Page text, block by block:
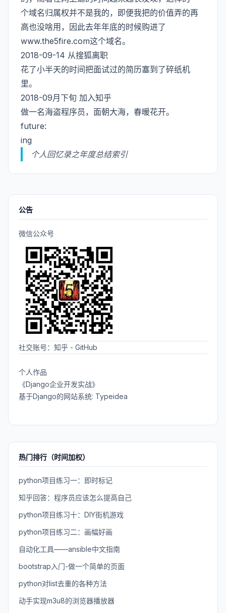
个域名归属权并不是我的，即便我把的价值弄的再
高也没啥用，因此去年年底的时候购进了
www.the5fire.com这个域名。
2018-09-14 从搜狐离职
花了小半天的时间把面试过的简历塞到了碎纸机
里。
2018-09月下旬 加入知乎
做一名海盗程序员，面朝大海，春暖花开。
future:
ing
个人回忆录之年度总结索引
公告
微信公众号
社交账号： 知乎 - GitHub
个人作品
《Django企业开发实战》
基于Django的网站系统: Typeidea
热门排行（时间加权）
python项目练习一：即时标记
知乎回答：程序员应该怎么提高自己
python项目练习十：DIY街机游戏
python项目练习二：画幅好画
自动化工具——ansible中文指南
bootstrap入门-做一个简单的页面
python对list去重的各种方法
动手实现m3u8的浏览器播放器